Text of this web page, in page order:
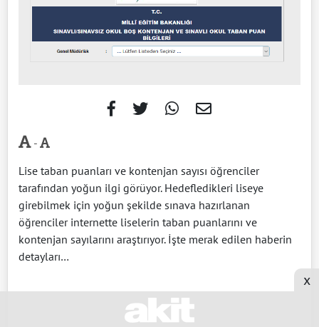
-
Lise taban puanları ve kontenjan sayısı öğrenciler
tarafından yoğun ilgi görüyor. Hedefledikleri liseye
girebilmek için yoğun şekilde sınava hazırlanan
öğrenciler internette liselerin taban puanlarını ve
kontenjan sayılarını araştırıyor. İşte merak edilen haberin
detayları…
x